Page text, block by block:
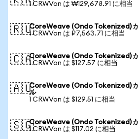
1 CRWVon は ₩129,678.91 に相当
🇷🇺CoreWeave (Ondo Tokenized)
1 CRWVon は ₽7,563.71 に相当
🇨🇦CoreWeave (Ondo Tokenized)
1 CRWVon は $127.57 に相当
🇦🇺CoreWeave (Ondo Tokenized)
ル
1 CRWVon は $129.51 に相当
🇸🇬CoreWeave (Ondo Tokenized)
1 CRWVon は $117.02 に相当